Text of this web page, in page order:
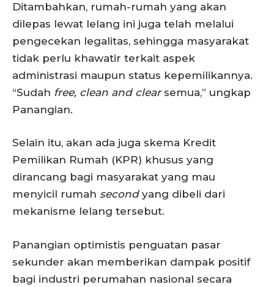
Ditambahkan, rumah-rumah yang akan
dilepas lewat lelang ini juga telah melalui
pengecekan legalitas, sehingga masyarakat
tidak perlu khawatir terkait aspek
administrasi maupun status kepemilikannya.
“Sudah free, clean and clearsemua,” ungkap
Panangian.
Selain itu, akan ada juga skema Kredit
Pemilikan Rumah (KPR) khusus yang
dirancang bagi masyarakat yang mau
menyicil rumah secondyang dibeli dari
mekanisme lelang tersebut.
Panangian optimistis penguatan pasar
sekunder akan memberikan dampak positif
bagi industri perumahan nasional secara